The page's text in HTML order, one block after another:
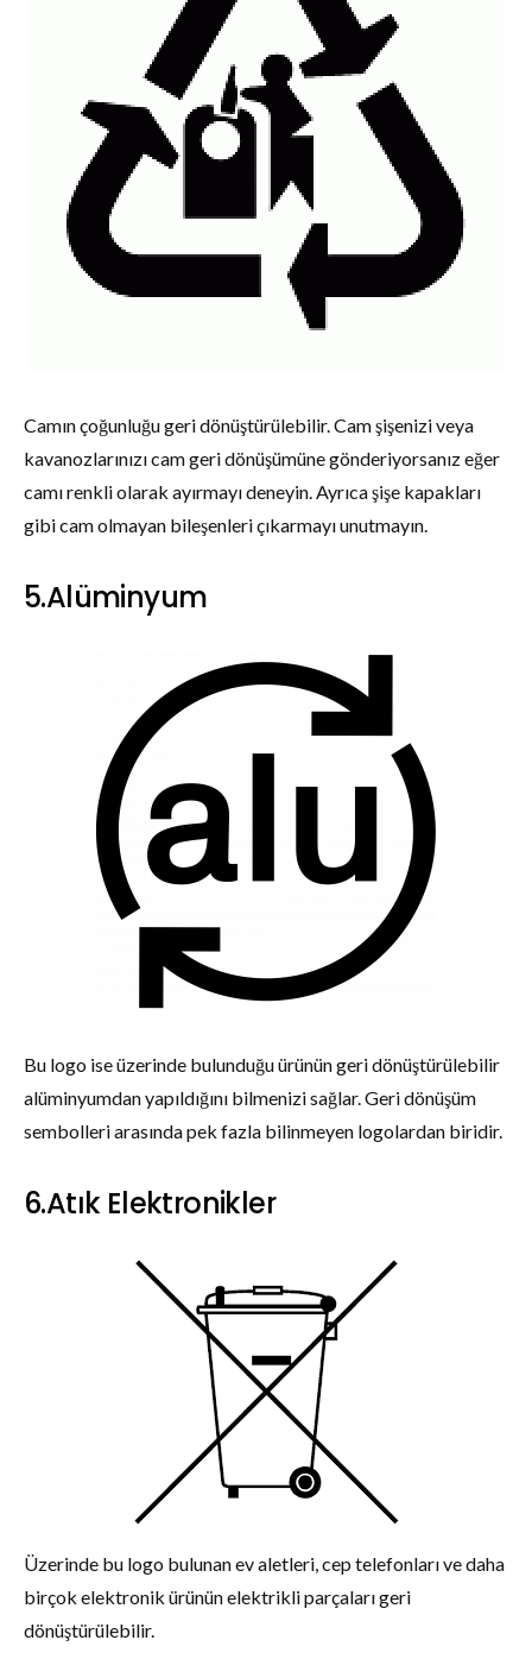
Camın çoğunluğu geri dönüştürülebilir. Cam şişenizi veya
kavanozlarınızı cam geri dönüşümüne gönderiyorsanız eğer
camı renkli olarak ayırmayı deneyin. Ayrıca şişe kapakları
gibi cam olmayan bileşenleri çıkarmayı unutmayın.
5.Alüminyum
Bu logo ise üzerinde bulunduğu ürünün geri dönüştürülebilir
alüminyumdan yapıldığını bilmenizi sağlar. Geri dönüşüm
sembolleri arasında pek fazla bilinmeyen logolardan biridir.
6.Atık Elektronikler
Üzerinde bu logo bulunan ev aletleri, cep telefonları ve daha
birçok elektronik ürünün elektrikli parçaları geri
dönüştürülebilir.